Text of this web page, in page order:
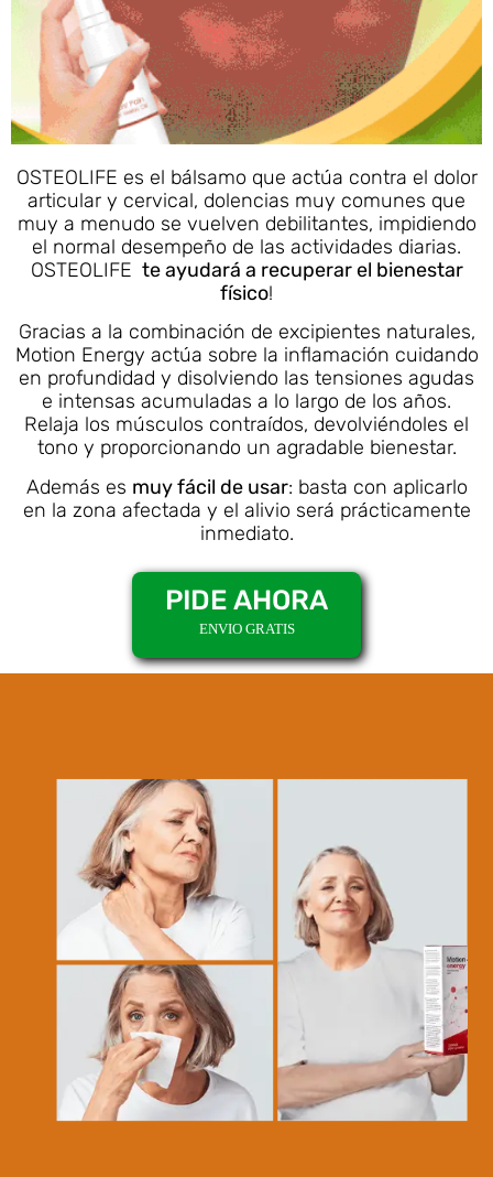
OSTEOLIFE es el bálsamo que actúa contra el dolor
articular y cervical, dolencias muy comunes que
muy a menudo se vuelven debilitantes, impidiendo
el normal desempeño de las actividades diarias.
OSTEOLIFE te ayudará a recuperar el bienestar
físico!
Gracias a la combinación de excipientes naturales,
Motion Energy actúa sobre la inflamación cuidando
en profundidad y disolviendo las tensiones agudas
e intensas acumuladas a lo largo de los años.
Relaja los músculos contraídos, devolviéndoles el
tono y proporcionando un agradable bienestar.
Además es muy fácil de usar: basta con aplicarlo
en la zona afectada y el alivio será prácticamente
inmediato.
PIDE AHORA
ENVIO GRATIS